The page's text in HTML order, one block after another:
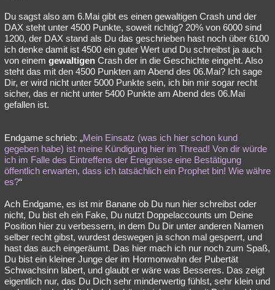
Du sagst also am 6.Mai gibt es einen gewaltigen Crash und der
DAX steht unter 4500 Punkte, soweit richtig? 20% von 6000 sind
1200, der DAX stand als Du das geschrieben hast noch über 6100
ich denke damit ist 4500 ein guter Wert und Du schreibst ja auch
von einem gewaltigen Crash der in die Geschichte eingeht. Also
steht das mit den 4500 Punkten am Abend des 06.Mai? Ich sage
Dir, er wird nicht unter 5000 Punkte sein, ich bin mir sogar recht
sicher, das er nicht unter 5400 Punkte am Abend des 06.Mai
gefallen ist.
Endgame schrieb: „Mein Einsatz (was ich hier schon kund
gegeben habe) ist meine Kündigung hier im Thread! Von dir würde
ich im Falle des Eintreffens der Ereignisse eine Bestätigung
öffentlich erwarten, dass ich tatsächlich ein Prophet bin! Wie währe
es?“
Ach Endgame, es ist mir Banane ob Du nun hier schreibst oder
nicht, Du bist eh ein Fake, Du nutzt Doppelaccounts um Deine
Position hier zu verbessern, in dem Du Dir unter anderen Namen
selber recht gibst, wurdest deswegen ja schon mal gesperrt, und
hast das auch eingeräumt. Das hier mach ich nur noch zum Spaß,
Du bist ein kleiner Junge der im Hormonwahn der Pubertät
Schwachsinn labert, und glaubt er wäre was Besseres. Das zeigt
eigentlich nur, das Du Dich sehr minderwertig fühlst, sehr klein und